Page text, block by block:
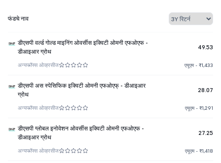
फंडचे नाव
डीएसपी वर्ल्ड गोल्ड माइनिंग ओवर्सीस इक्विटी ओमनी एफओएफ -
डीआइआर ग्रोथ
49.53
अन्यफॉफ्स ओव्हरसीज एयूएम - ₹1,433
डीएसपी अस स्पेसिफिक इक्विटी ओमनी एफओएफ् - डीआइआर
ग्रोथ
28.07
अन्यफॉफ्स ओव्हरसीज एयूएम - ₹1,291
डीएसपी ग्लोबल इनोवेशन ओवर्सीस इक्विटी ओमनी एफओएफ -
डीआइआर ग्रोथ
27.25
अन्यफॉफ्स ओव्हरसीज एयूएम - ₹1,418